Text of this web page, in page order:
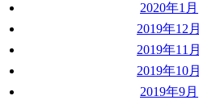
2020年1月
2019年12月
2019年11月
2019年10月
2019年9月